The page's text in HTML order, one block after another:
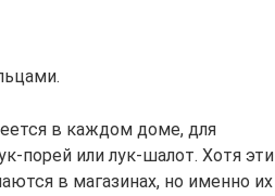
в каждом доме, для
порей или лук-шалот. Хотя эти
в магазинах, но именно их